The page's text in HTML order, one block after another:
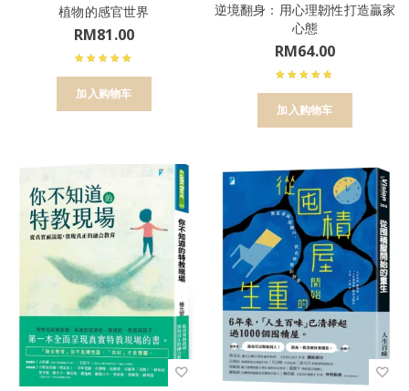
植物的感官世界
RM81.00
加入购物车
逆境翻身：用心理韌性打造贏家
心態
RM64.00
加入购物车